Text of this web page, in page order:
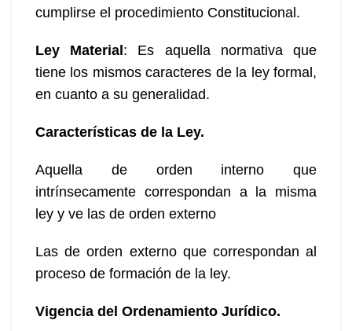
cumplirse el procedimiento Constitucional.
Ley Material: Es aquella normativa que
tiene los mismos caracteres de la ley formal,
en cuanto a su generalidad.
Características de la Ley.
Aquella de orden interno que
intrínsecamente correspondan a la misma
ley y ve las de orden externo
Las de orden externo que correspondan al
proceso de formación de la ley.
Vigencia del Ordenamiento Jurídico.